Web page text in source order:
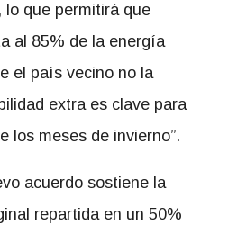
lo que permitirá que
al 85% de la energía
el país vecino no la
extra es clave para
los meses de invierno”.
acuerdo sostiene la
repartida en un 50%